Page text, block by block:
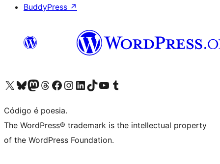
BuddyPress ↗
Visite a nossa conta X (antigo Twitter)
Visit our Bluesky account
Visit our Mastodon account
Visit our Threads account
Visite a nossa página do Facebook
Visite a nossa conta no Instagram
Visite a nossa conta no LinkedIn
Visit our TikTok account
Visit our YouTube channel
Visit our Tumblr account
Código é poesia.
The WordPress® trademark is the intellectual property
of the WordPress Foundation.